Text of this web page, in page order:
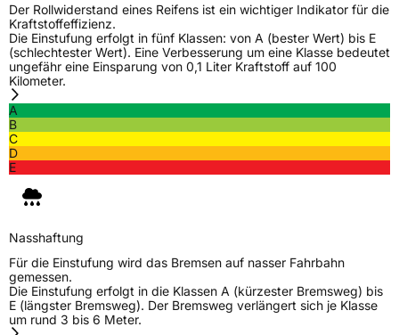
Der Rollwiderstand eines Reifens ist ein wichtiger Indikator für die
Kraftstoffeffizienz.
Die Einstufung erfolgt in fünf Klassen: von A (bester Wert) bis E
(schlechtester Wert). Eine Verbesserung um eine Klasse bedeutet
ungefähr eine Einsparung von 0,1 Liter Kraftstoff auf 100
Kilometer.
A
B
C
D
E
Nasshaftung
Für die Einstufung wird das Bremsen auf nasser Fahrbahn
gemessen.
Die Einstufung erfolgt in die Klassen A (kürzester Bremsweg) bis
E (längster Bremsweg). Der Bremsweg verlängert sich je Klasse
um rund 3 bis 6 Meter.